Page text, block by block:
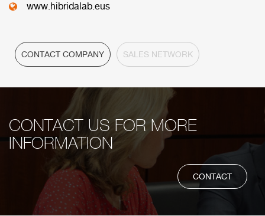
www.hibridalab.eus
CONTACT COMPANY SALES NETWORK
CONTACT US FOR MORE
INFORMATION
CONTACT